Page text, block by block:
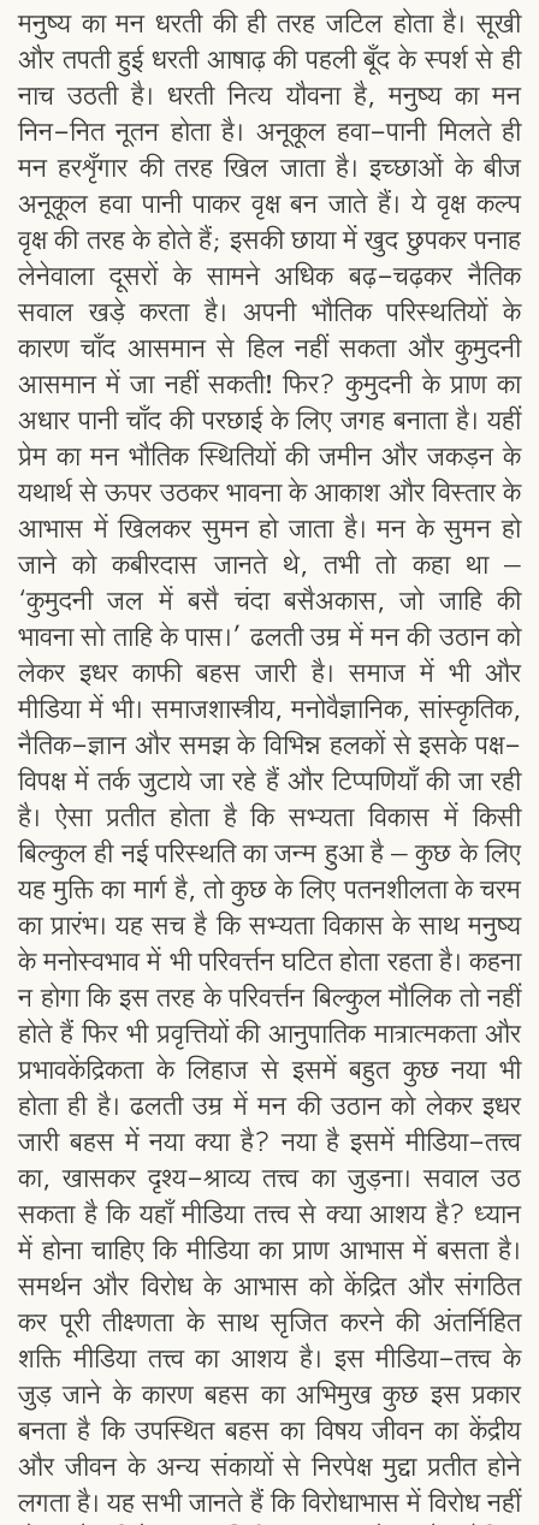
मनुष्य का मन धरती की ही तरह जटिल होता है। सूखी
और तपती हुई धरती आषाढ़ की पहली बूँद के स्पर्श से ही
नाच उठती है। धरती नित्य यौवना है, मनुष्य का मन
निन-नित नूतन होता है। अनूकूल हवा-पानी मिलते ही
मन हरशृँगार की तरह खिल जाता है। इच्छाओं के बीज
अनूकूल हवा पानी पाकर वृक्ष बन जाते हैं। ये वृक्ष कल्प
वृक्ष की तरह के होते हैं; इसकी छाया में खुद छुपकर पनाह
लेनेवाला दूसरों के सामने अधिक बढ़-चढ़कर नैतिक
सवाल खड़े करता है। अपनी भौतिक परिस्थतियों के
कारण चाँद आसमान से हिल नहीं सकता और कुमुदनी
आसमान में जा नहीं सकती! फिर? कुमुदनी के प्राण का
अधार पानी चाँद की परछाई के लिए जगह बनाता है। यहीं
प्रेम का मन भौतिक स्थितियों की जमीन और जकड़न के
यथार्थ से ऊपर उठकर भावना के आकाश और विस्तार के
आभास में खिलकर सुमन हो जाता है। मन के सुमन हो
जाने को कबीरदास जानते थे, तभी तो कहा था –
‘कुमुदनी जल में बसै चंदा बसैअकास, जो जाहि की
भावना सो ताहि के पास।’ ढलती उम्र में मन की उठान को
लेकर इधर काफी बहस जारी है। समाज में भी और
मीडिया में भी। समाजशास्त्रीय, मनोवैज्ञानिक, सांस्कृतिक,
नैतिक-ज्ञान और समझ के विभिन्न हलकों से इसके पक्ष-
विपक्ष में तर्क जुटाये जा रहे हैं और टिप्पणियाँ की जा रही
है। ऐसा प्रतीत होता है कि सभ्यता विकास में किसी
बिल्कुल ही नई परिस्थति का जन्म हुआ है – कुछ के लिए
यह मुक्ति का मार्ग है, तो कुछ के लिए पतनशीलता के चरम
का प्रारंभ। यह सच है कि सभ्यता विकास के साथ मनुष्य
के मनोस्वभाव में भी परिवर्त्तन घटित होता रहता है। कहना
न होगा कि इस तरह के परिवर्त्तन बिल्कुल मौलिक तो नहीं
होते हैं फिर भी प्रवृत्तियों की आनुपातिक मात्रात्मकता और
प्रभावकेंद्रिकता के लिहाज से इसमें बहुत कुछ नया भी
होता ही है। ढलती उम्र में मन की उठान को लेकर इधर
जारी बहस में नया क्या है? नया है इसमें मीडिया-तत्त्व
का, खासकर दृश्य-श्राव्य तत्त्व का जुड़ना। सवाल उठ
सकता है कि यहाँ मीडिया तत्त्व से क्या आशय है? ध्यान
में होना चाहिए कि मीडिया का प्राण आभास में बसता है।
समर्थन और विरोध के आभास को केंद्रित और संगठित
कर पूरी तीक्ष्णता के साथ सृजित करने की अंतर्निहित
शक्ति मीडिया तत्त्व का आशय है। इस मीडिया-तत्त्व के
जुड़ जाने के कारण बहस का अभिमुख कुछ इस प्रकार
बनता है कि उपस्थित बहस का विषय जीवन का केंद्रीय
और जीवन के अन्य संकायों से निरपेक्ष मुद्दा प्रतीत होने
लगता है। यह सभी जानते हैं कि विरोधाभास में विरोध नहीं